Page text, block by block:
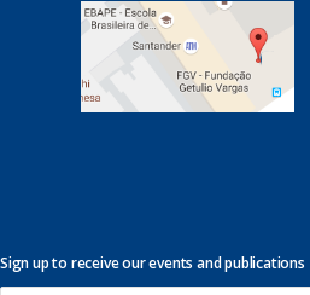
Sign up to receive our events and publications